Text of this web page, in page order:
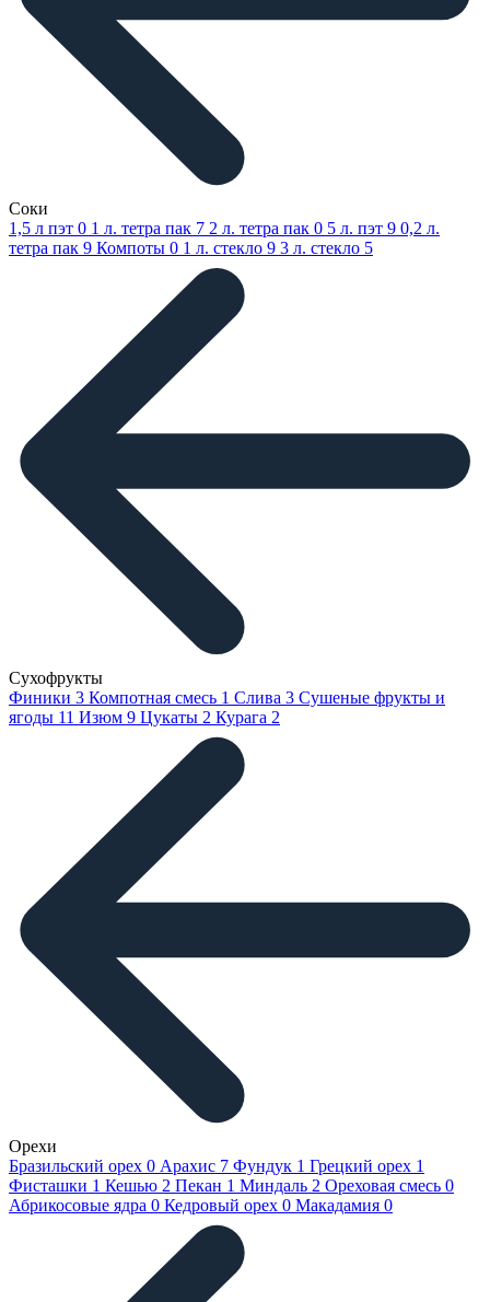
Соки
1,5 л пэт 0 1 л. тетра пак 7 2 л. тетра пак 0 5 л. пэт 9 0,2 л.
тетра пак 9 Компоты 0 1 л. стекло 9 3 л. стекло 5
Сухофрукты
Финики 3 Компотная смесь 1 Слива 3 Сушеные фрукты и
ягоды 11 Изюм 9 Цукаты 2 Курага 2
Орехи
Бразильский орех 0 Арахис 7 Фундук 1 Грецкий орех 1
Фисташки 1 Кешью 2 Пекан 1 Миндаль 2 Ореховая смесь 0
Абрикосовые ядра 0 Кедровый орех 0 Макадамия 0